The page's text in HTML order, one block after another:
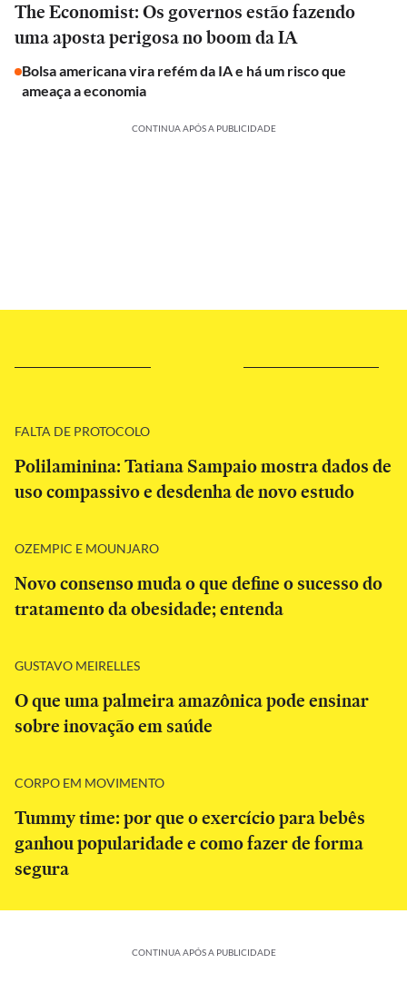
The Economist: Os governos estão fazendo
uma aposta perigosa no boom da IA
Bolsa americana vira refém da IA e há um risco que
ameaça a economia
CONTINUA APÓS A PUBLICIDADE
FALTA DE PROTOCOLO
Polilaminina: Tatiana Sampaio mostra dados de
uso compassivo e desdenha de novo estudo
OZEMPIC E MOUNJARO
Novo consenso muda o que define o sucesso do
tratamento da obesidade; entenda
GUSTAVO MEIRELLES
O que uma palmeira amazônica pode ensinar
sobre inovação em saúde
CORPO EM MOVIMENTO
Tummy time: por que o exercício para bebês
ganhou popularidade e como fazer de forma
segura
CONTINUA APÓS A PUBLICIDADE